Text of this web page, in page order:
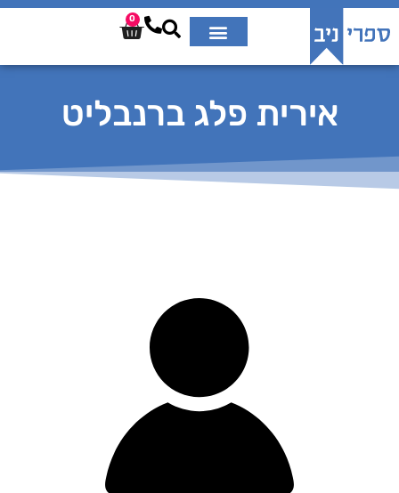
0
אירית פלג ברנבליט